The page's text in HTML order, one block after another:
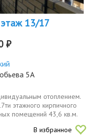
13/17
₽
5А
отоплением.
этажного кирпичного
помещений 43,6 кв.м.
15,7 кв.м.
В избранное